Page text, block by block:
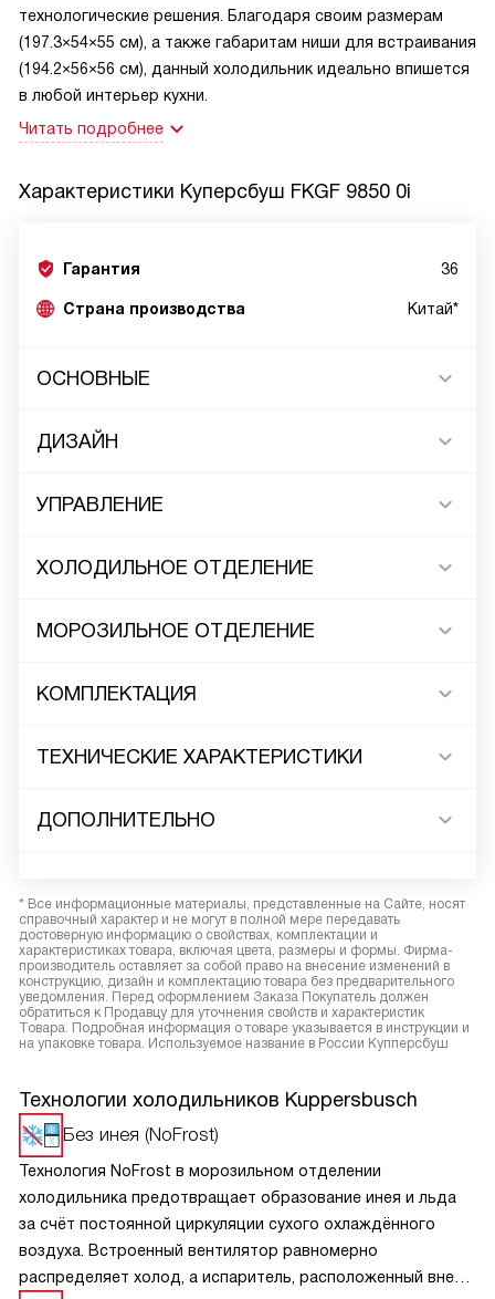
технологические решения. Благодаря своим размерам
(197.3×54×55 см), а также габаритам ниши для встраивания
(194.2×56×56 см), данный холодильник идеально впишется
в любой интерьер кухни.
Читать подробнее
Характеристики Куперсбуш FKGF 9850 0i
Гарантия 36
Страна производства Китай*
ОСНОВНЫЕ
ДИЗАЙН
УПРАВЛЕНИЕ
ХОЛОДИЛЬНОЕ ОТДЕЛЕНИЕ
МОРОЗИЛЬНОЕ ОТДЕЛЕНИЕ
КОМПЛЕКТАЦИЯ
ТЕХНИЧЕСКИЕ ХАРАКТЕРИСТИКИ
ДОПОЛНИТЕЛЬНО
* Все информационные материалы, представленные на Сайте, носят
справочный характер и не могут в полной мере передавать
достоверную информацию о свойствах, комплектации и
характеристиках товара, включая цвета, размеры и формы. Фирма-
производитель оставляет за собой право на внесение изменений в
конструкцию, дизайн и комплектацию товара без предварительного
уведомления. Перед оформлением Заказа Покупатель должен
обратиться к Продавцу для уточнения свойств и характеристик
Товара. Подробная информация о товаре указывается в инструкции и
на упаковке товара. Используемое название в России Купперсбуш
Технологии холодильников Kuppersbusch
Без инея (NoFrost)
Технология NoFrost в морозильном отделении
холодильника предотвращает образование инея и льда
за счёт постоянной циркуляции сухого охлаждённого
воздуха. Встроенный вентилятор равномерно
распределяет холод, а испаритель, расположенный вне